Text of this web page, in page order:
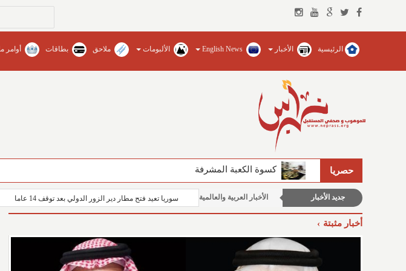
الرئيسية الأخبار English News الألبومات ملاحق بطاقات أوامر
حصريا الفيصل يضخ المياه العذبة ويؤسس للجامعات في محافظات المنطقة‏ / نبراس
جديد الأخبار
اوتوموبيل - سيارات
محليات
عالم التقنية
الأخبار العربية والعالمية
الأخبار الإقتصادية
سوريا تعيد فتح مطار دير الزور الدولي بعد توقف 14 عاما
أخبار مثبتة